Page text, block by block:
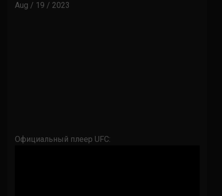
Aug / 19 / 2023
Официальный плеер UFC: